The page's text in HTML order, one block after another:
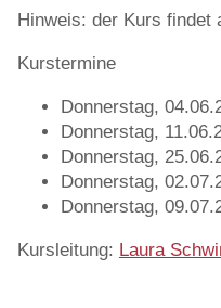
Hinweis: der Kurs findet
Kurstermine
Donnerstag,
Donnerstag,
Donnerstag,
Donnerstag,
Donnerstag,
Kursleitung: Laura